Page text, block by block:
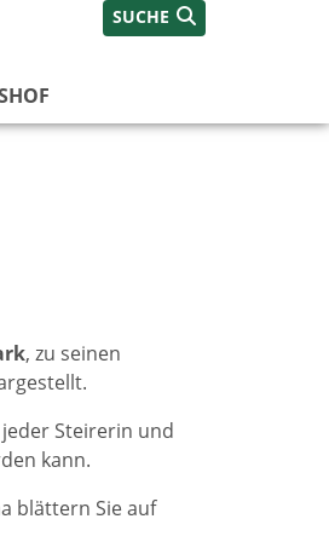
SUCHE
, zu seinen
Steirerin und
kann.
blättern Sie auf